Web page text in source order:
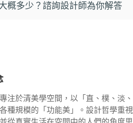
概多少？諮詢設計師為你解答
注於清美學空間，以「直、樸、淡
種規模的「功能美」。設計哲學重